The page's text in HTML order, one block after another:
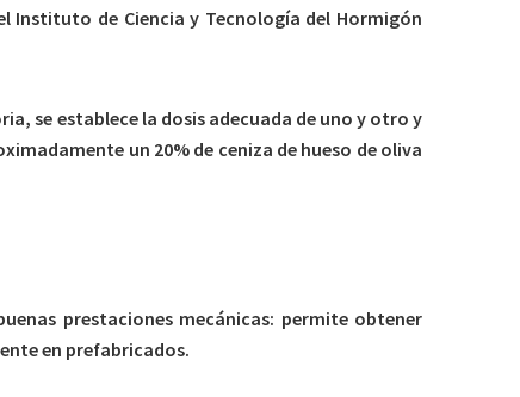
Instituto de Ciencia y Tecnología del Hormigón
se establece la dosis adecuada de uno y otro y
un 20% de ceniza de hueso de oliva
prestaciones mecánicas: permite obtener
en prefabricados.